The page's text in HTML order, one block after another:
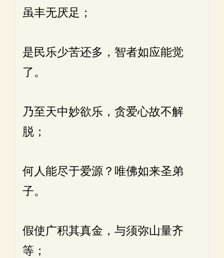
虽丰无厌足；
是民乐少苦还多，智者如应能觉
了。
乃至天中妙欲乐，贪爱心故不解
脱；
何人能尽于爱源？唯佛如来圣弟
子。
假使广积其真金，与须弥山量齐
等；